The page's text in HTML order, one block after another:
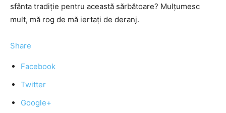
sfânta tradiţie pentru această sărbătoare? Mulţumesc
mult, mă rog de mă iertaţi de deranj.
Share
Facebook
Twitter
Google+